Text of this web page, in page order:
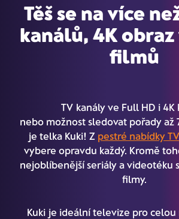
Těš se na více
kanálů, 4K
filmů
TV kanály ve Full HD i 4K
nebo možnost sledovat pořady až
je telka Kuki! Z pestré nabídky
vybere opravdu každý. Kromě
nejoblíbenější seriály a videotéku
filmy.
Kuki je ideální televize pro celou